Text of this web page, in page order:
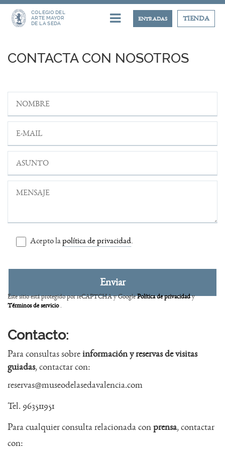
COLEGIO DEL
ARTE MAYOR
DE LA SEDA
ENTRADAS TIENDA
CONTACTA CON NOSOTROS
Acepto lapolítica de privacidad
Este sitio está protegido por reCAPTCHA y GooglePolítica de privacidady
Términos de servicio .
Contacto:
Para consultas sobre información y reservas de visitas
guiadas, contactar con:
reservas@museodelasedavalencia.com
Tel. 963511951
Para cualquier consulta relacionada con prensa, contactar
con: